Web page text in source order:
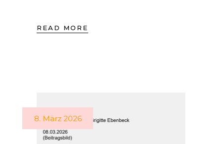
READ MORE
8. März 2026